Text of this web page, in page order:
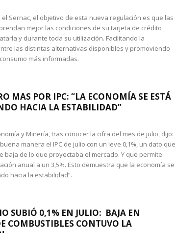
Sernac, el objetivo de esta nueva regulación es que las
mejor las condiciones de su tarjeta de crédito
y durante toda su utilización. Facilitando la
las distintas alternativas disponibles y promoviendo
más informadas.
MAS POR IPC: “LA ECONOMÍA SE ESTÁ
HACIA LA ESTABILIDAD”
y Minería, tras conocer la cifra del mes de julio, dijo:
manera el IPC de julio con un leve 0,1%, un dato que
baja de lo que proyectaba el mercado. Y que permite
anual a un 3,5%. Esto demuestra que la economía se
hacia la estabilidad”.
SUBIÓ 0,1% EN JULIO: BAJA EN
COMBUSTIBLES CONTUVO LA